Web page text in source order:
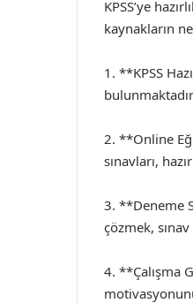
KPSS’ye
kaynakların
1. **KPSS
2. **Online
sınavları,
3. **Deneme
çözmek,
4. **Çalışma